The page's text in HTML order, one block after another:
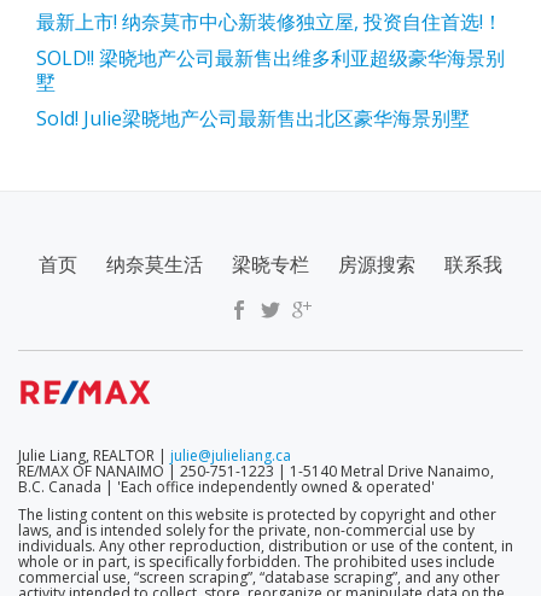
最新上市! 纳奈莫市中心新装修独立屋, 投资自住首选!！
SOLD!! 梁晓地产公司最新售出维多利亚超级豪华海景别
墅
Sold! Julie梁晓地产公司最新售出北区豪华海景别墅
SECONDARY
MENU
首页 纳奈莫生活 梁晓专栏 房源搜索 联系我
Julie Liang, REALTOR | julie@julieliang.ca
RE/MAX OF NANAIMO | 250-751-1223 | 1-5140 Metral Drive Nanaimo,
B.C. Canada | 'Each office independently owned & operated'
The listing content on this website is protected by copyright and other
laws, and is intended solely for the private, non-commercial use by
individuals. Any other reproduction, distribution or use of the content, in
whole or in part, is specifically forbidden. The prohibited uses include
commercial use, “screen scraping”, “database scraping”, and any other